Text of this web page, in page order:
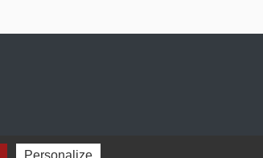
Personalize